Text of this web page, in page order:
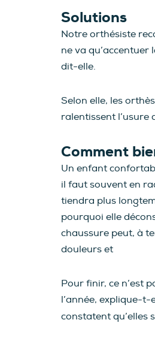
Solutions
Notre orthésiste
ne va
dit-elle.
Selon elle, les
ralentissent l’usure
Comment
Un enfant
il faut souvent en
tiendra plus
pourquoi elle
chaussure peut, à
douleurs et
Pour finir, ce n’est
l’année, explique-
constatent qu’elles